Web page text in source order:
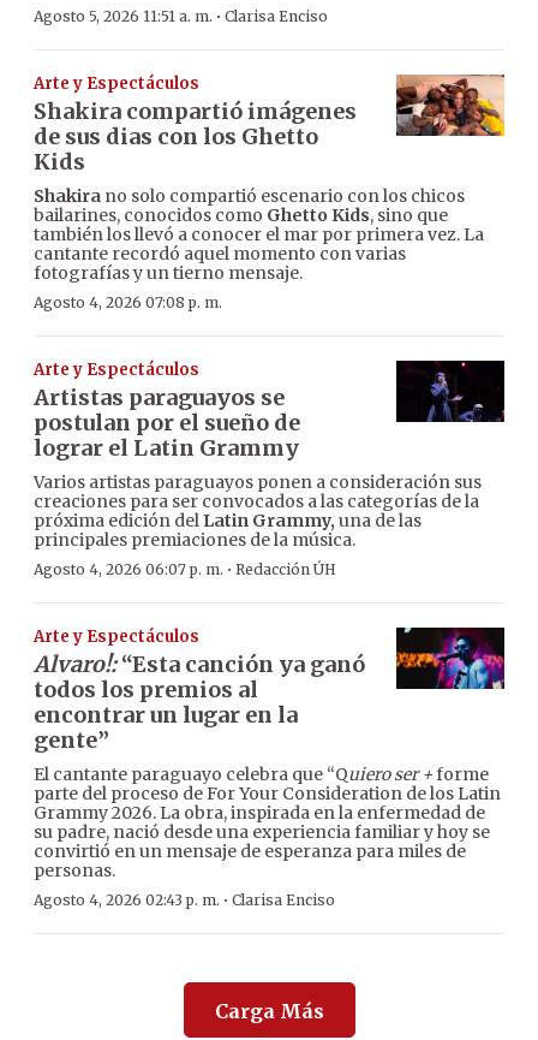
Agosto 5, 2026 11:51 a. m. · Clarisa Enciso
Arte y Espectáculos
Shakira compartió imágenes
de sus dias con los Ghetto
Kids
Shakira no solo compartió escenario con los chicos
bailarines, conocidos como Ghetto Kids, sino que
también los llevó a conocer el mar por primera vez. La
cantante recordó aquel momento con varias
fotografías y un tierno mensaje.
Agosto 4, 2026 07:08 p. m.
Arte y Espectáculos
Artistas paraguayos se
postulan por el sueño de
lograr el Latin Grammy
Varios artistas paraguayos ponen a consideración sus
creaciones para ser convocados a las categorías de la
próxima edición del Latin Grammy, una de las
principales premiaciones de la música.
Agosto 4, 2026 06:07 p. m. · Redacción ÚH
Arte y Espectáculos
Alvaro!:“Esta canción ya ganó
todos los premios al
encontrar un lugar en la
gente”
El cantante paraguayo celebra que “Quiero ser +forme
parte del proceso de For Your Consideration de los Latin
Grammy 2026. La obra, inspirada en la enfermedad de
su padre, nació desde una experiencia familiar y hoy se
convirtió en un mensaje de esperanza para miles de
personas.
Agosto 4, 2026 02:43 p. m. · Clarisa Enciso
Carga Más